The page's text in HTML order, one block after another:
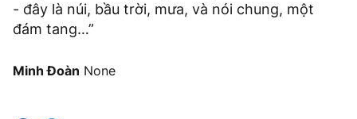
- đây là núi, bầu trời, mưa, và nói chung, một
đám tang…”
Minh Đoàn None